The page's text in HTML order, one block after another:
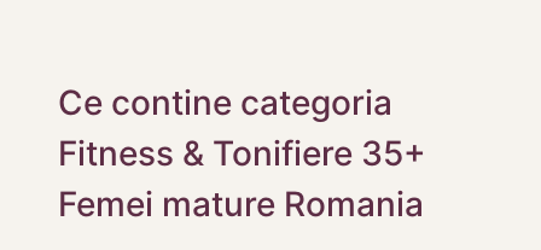
Ce contine categoria
Fitness & Tonifiere 35+
Femei mature Romania